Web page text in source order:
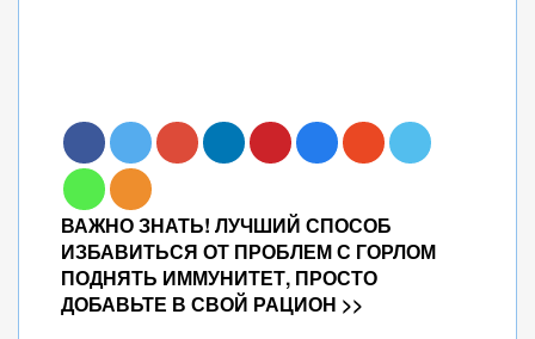
ВАЖНО ЗНАТЬ! ЛУЧШИЙ СПОСОБ
ИЗБАВИТЬСЯ ОТ ПРОБЛЕМ С ГОРЛОМ
ПОДНЯТЬ ИММУНИТЕТ, ПРОСТО
ДОБАВЬТЕ В СВОЙ РАЦИОН >>